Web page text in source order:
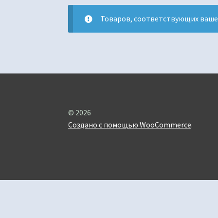
Товаров, соответствующих
© 2026
Создано с помощью WooCommerce.